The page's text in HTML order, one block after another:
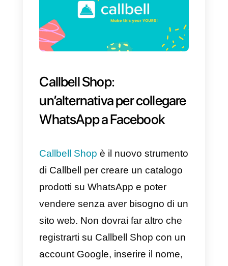
Una volta fatto questo, avremo il
nostro account configurato e
potremo godere della
funzionalità WhatsAppin tutti i
nostri futuri post.